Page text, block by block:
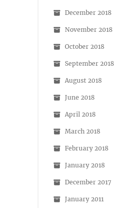
December 2018
November 2018
October 2018
September 2018
August 2018
June 2018
April 2018
March 2018
February 2018
January 2018
December 2017
January 2011